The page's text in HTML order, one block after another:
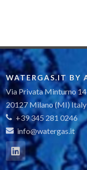
RETE DI
COLLARI
WATERGAS.IT BY
Via Privata Minturno 14
20127 Milano (MI) Italy
+39 345 281 0246
info@watergas.it